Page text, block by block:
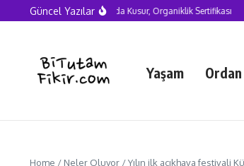
Skip to content
Güncel Yazılar
Yapay Zekâ Çağında Kusur, Organiklik Sertifikası
Yaşam
Home / Neler Oluyor /Yılın ilk açıkhava festivali